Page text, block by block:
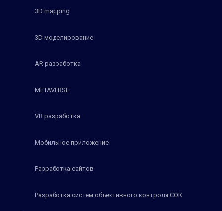
3D mapping
3D моделирование
AR разработка
METAVERSE
VR разработка
Мобильное приложение
Разработка сайтов
Разработка систем объективного контроля СОК